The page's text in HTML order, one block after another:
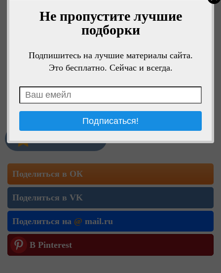
Не пропустите лучшие
подборки
Подпишитесь на лучшие материалы сайта.
Это бесплатно. Сейчас и всегда.
Поделиться в ОК
Поделиться в VK
Поделиться на @ mail.ru
В Pinterest